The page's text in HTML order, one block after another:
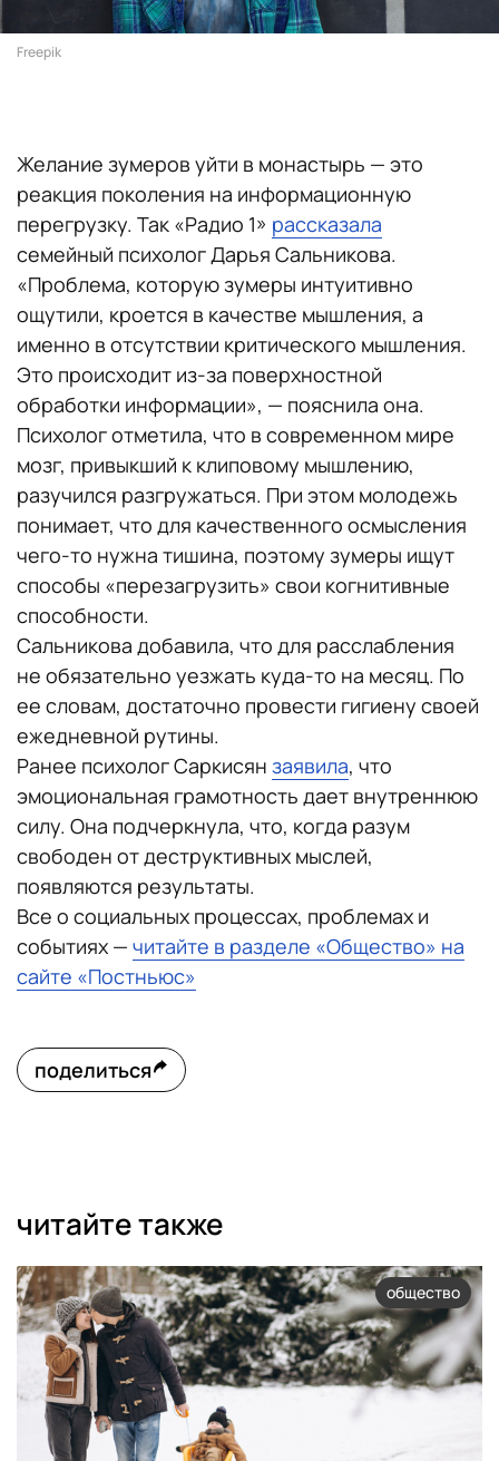
Freepik
Желание зумеров уйти в монастырь — это
реакция поколения на информационную
перегрузку. Так «Радио 1» рассказала
семейный психолог Дарья Сальникова.
«Проблема, которую зумеры интуитивно
ощутили, кроется в качестве мышления, а
именно в отсутствии критического мышления.
Это происходит из-за поверхностной
обработки информации», — пояснила она.
Психолог отметила, что в современном мире
мозг, привыкший к клиповому мышлению,
разучился разгружаться. При этом молодежь
понимает, что для качественного осмысления
чего-то нужна тишина, поэтому зумеры ищут
способы «перезагрузить» свои когнитивные
способности.
Сальникова добавила, что для расслабления
не обязательно уезжать куда-то на месяц. По
ее словам, достаточно провести гигиену своей
ежедневной рутины.
Ранее психолог Саркисян заявила, что
эмоциональная грамотность дает внутреннюю
силу. Она подчеркнула, что, когда разум
свободен от деструктивных мыслей,
появляются результаты.
Все о социальных процессах, проблемах и
событиях — читайте в разделе «Общество» на
сайте «Постньюс»
поделиться
читайте также
общество